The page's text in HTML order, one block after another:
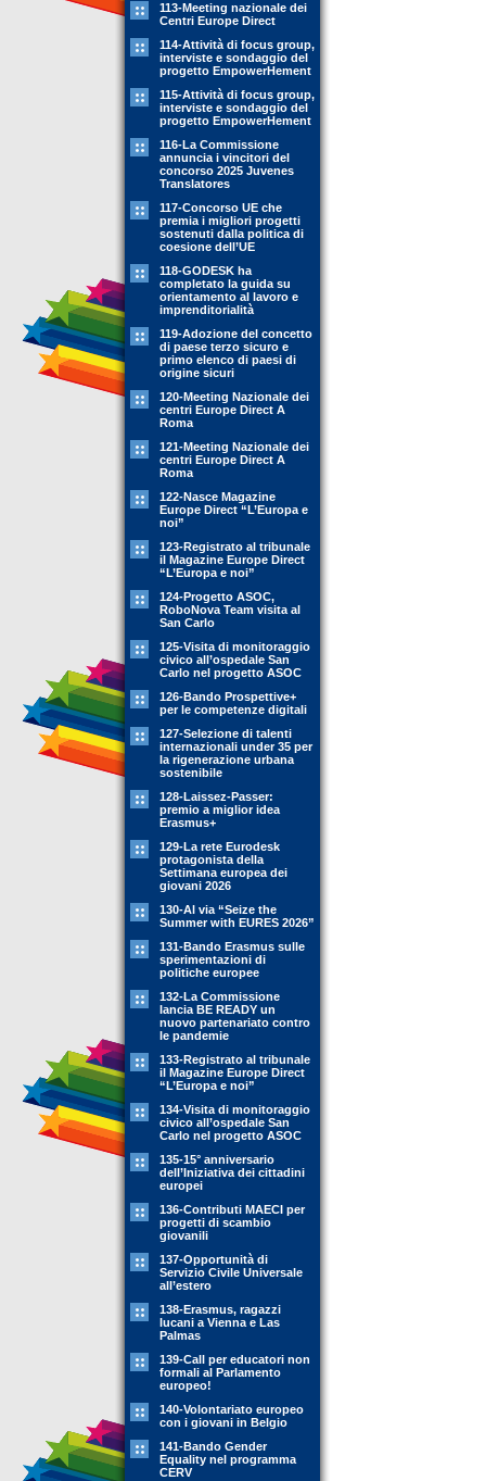
113-Meeting nazionale dei
Centri Europe Direct
114-Attività di focus group,
interviste e sondaggio del
progetto EmpowerHement
115-Attività di focus group,
interviste e sondaggio del
progetto EmpowerHement
116-La Commissione
annuncia i vincitori del
concorso 2025 Juvenes
Translatores
117-Concorso UE che
premia i migliori progetti
sostenuti dalla politica di
coesione dell’UE
118-GODESK ha
completato la guida su
orientamento al lavoro e
imprenditorialità
119-Adozione del concetto
di paese terzo sicuro e
primo elenco di paesi di
origine sicuri
120-Meeting Nazionale dei
centri Europe Direct A
Roma
121-Meeting Nazionale dei
centri Europe Direct A
Roma
122-Nasce Magazine
Europe Direct “L’Europa e
noi”
123-Registrato al tribunale
il Magazine Europe Direct
“L’Europa e noi”
124-Progetto ASOC,
RoboNova Team visita al
San Carlo
125-Visita di monitoraggio
civico all’ospedale San
Carlo nel progetto ASOC
126-Bando Prospettive+
per le competenze digitali
127-Selezione di talenti
internazionali under 35 per
la rigenerazione urbana
sostenibile
128-Laissez-Passer:
premio a miglior idea
Erasmus+
129-La rete Eurodesk
protagonista della
Settimana europea dei
giovani 2026
130-Al via “Seize the
Summer with EURES 2026”
131-Bando Erasmus sulle
sperimentazioni di
politiche europee
132-La Commissione
lancia BE READY un
nuovo partenariato contro
le pandemie
133-Registrato al tribunale
il Magazine Europe Direct
“L’Europa e noi”
134-Visita di monitoraggio
civico all’ospedale San
Carlo nel progetto ASOC
135-15° anniversario
dell’Iniziativa dei cittadini
europei
136-Contributi MAECI per
progetti di scambio
giovanili
137-Opportunità di
Servizio Civile Universale
all’estero
138-Erasmus, ragazzi
lucani a Vienna e Las
Palmas
139-Call per educatori non
formali al Parlamento
europeo!
140-Volontariato europeo
con i giovani in Belgio
141-Bando Gender
Equality nel programma
CERV